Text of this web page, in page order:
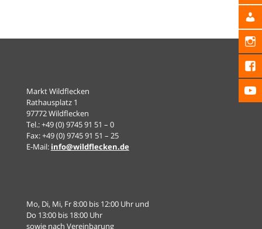
Markt Wildflecken
Rathausplatz 1
97772 Wildflecken
Tel.: +49 (0) 9745 91 51 – 0
Fax: +49 (0) 9745 91 51 – 25
E-Mail: info@wildflecken.de
Mo, Di, Mi, Fr 8:00 bis 12:00 Uhr und
Do 13:00 bis 18:00 Uhr
sowie nach Vereinbarung